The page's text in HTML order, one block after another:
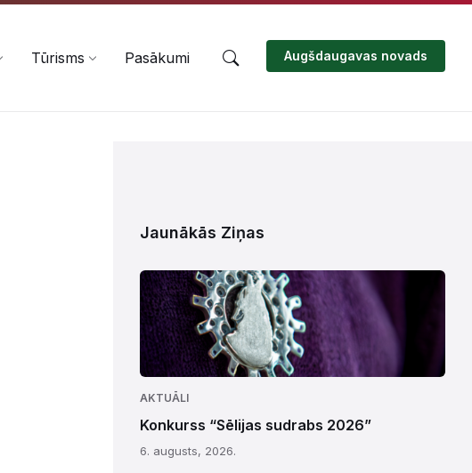
Tūrisms Pasākumi Augšdaugavas novads
Jaunākās Ziņas
AKTUĀLI
Konkurss “Sēlijas sudrabs 2026”
6. augusts, 2026.